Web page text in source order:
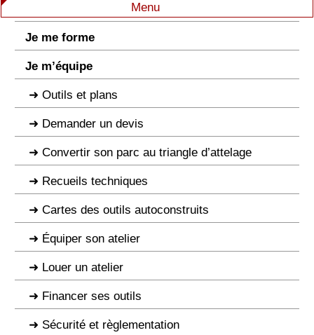
Menu
Je me forme
Je m’équipe
Outils et plans
Demander un devis
Convertir son parc au triangle d’attelage
Recueils techniques
Cartes des outils autoconstruits
Équiper son atelier
Louer un atelier
Financer ses outils
Sécurité et règlementation